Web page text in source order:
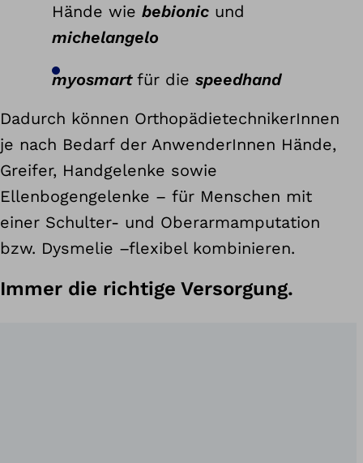
Hände wie bebionic und
michelangelo
myosmart für die speedhand
Dadurch können OrthopädietechnikerInnen
je nach Bedarf der AnwenderInnen Hände,
Greifer, Handgelenke sowie
Ellenbogengelenke – für Menschen mit
einer Schulter- und Oberarmamputation
bzw. Dysmelie –flexibel kombinieren.
Immer die richtige Versorgung.